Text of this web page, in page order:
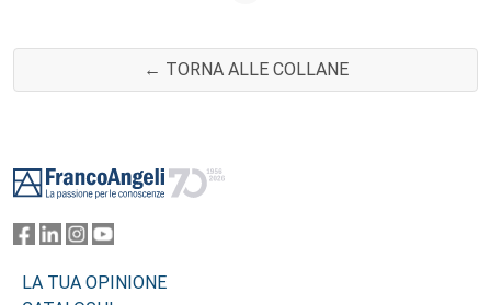
← TORNA ALLE COLLANE
LA TUA OPINIONE